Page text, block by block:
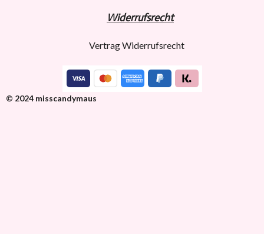
Widerrufsrecht
Vertrag Widerrufsrecht
© 2024 misscandymaus